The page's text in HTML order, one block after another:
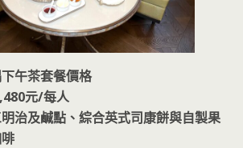
午茶套餐價格
元/每人
治及鹹點、綜合英式司康餅與自製果